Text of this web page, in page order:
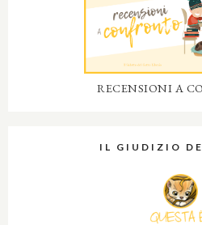
RECENSIONI A
IL GIUDIZIO